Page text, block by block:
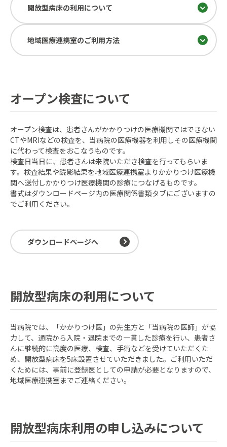
開放型病床の利用について
地域医療連携室のご利用方法
オープン検査について
オープン検査は、患者さんがかかりつけの医療機関ではできない
CTやMRIなどの検査を、当病院の医療機器を利用しその医療機関
に代わって検査をおこなうものです。
検査日当日に、患者さんは来院いただき検査を行ってもらいま
す。検査結果や読影結果を地域医療連携室よりかかりつけ医療機
関へ送付しかかりつけ医療機関の診療につなげるものです。
書式はダウンロードページ内の医療関係書類タブにございますの
でご利用ください。
ダウンロードページへ
開放型病床の利用について
当病院では、「かかりつけ医」の先生方と「当病院の医師」が協
力して、通院から入院・退院までの一貫した診療を行い、患者さ
んに継続的に高度の医療、検査、手術などを受けていただくた
め、開放型病床を5床設置させていただきました。ご利用いただ
くためには、事前に登録医としての申請が必要となりますので、
地域医療連携室までご連絡ください。
開放型病床利用の申し込みについて